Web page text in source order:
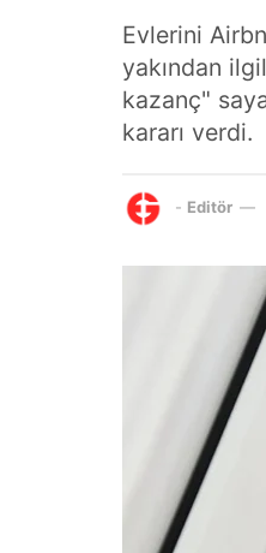
Evlerini
yakından
kazanç"
kararı verdi.
- Editör